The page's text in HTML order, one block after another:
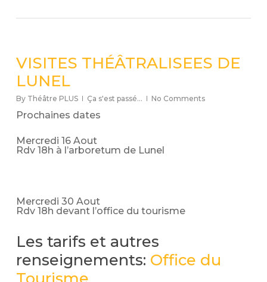
VISITES THÉÂTRALISEES DE
LUNEL
By Théâtre PLUS Ça s'est passé... No Comments
Prochaines dates
Mercredi 16 Aout
Rdv 18h à l’arboretum de Lunel
Mercredi 30 Aout
Rdv 18h devant l’office du tourisme
Les tarifs et autres
renseignements: Office du
Tourisme